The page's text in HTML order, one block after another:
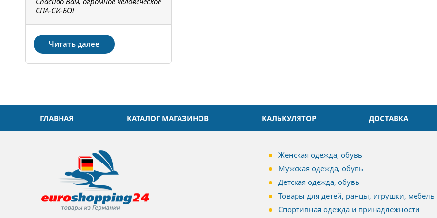
СПА-СИ-БО!
Читать далее
ГЛАВНАЯ КАТАЛОГ МАГАЗИНОВ КАЛЬКУЛЯТОР ДОСТАВКА
Женская одежда, обувь
Мужская одежда, обувь
Детская одежда, обувь
Товары для детей, ранцы, игрушки, мебель
Спортивная одежда и принадлежности